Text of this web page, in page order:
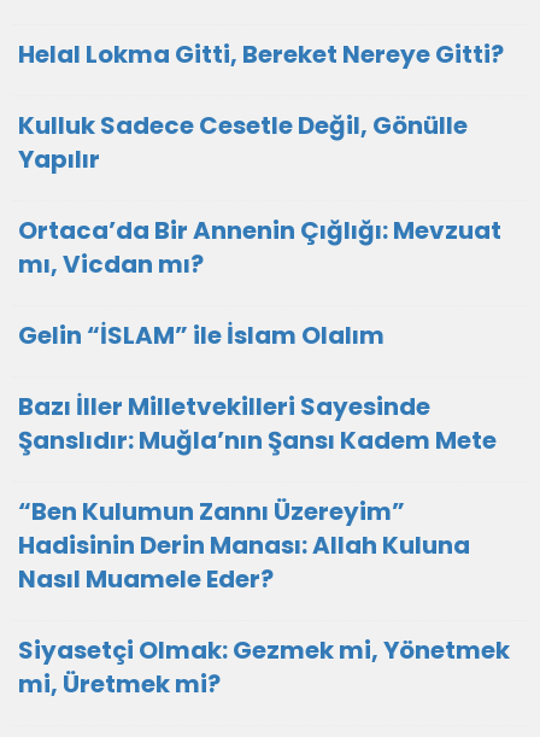
Helal Lokma Gitti, Bereket Nereye Gitti?
Kulluk Sadece Cesetle Değil, Gönülle
Yapılır
Ortaca’da Bir Annenin Çığlığı: Mevzuat
mı, Vicdan mı?
Gelin “İSLAM” ile İslam Olalım
Bazı İller Milletvekilleri Sayesinde
Şanslıdır: Muğla’nın Şansı Kadem Mete
“Ben Kulumun Zannı Üzereyim”
Hadisinin Derin Manası: Allah Kuluna
Nasıl Muamele Eder?
Siyasetçi Olmak: Gezmek mi, Yönetmek
mi, Üretmek mi?